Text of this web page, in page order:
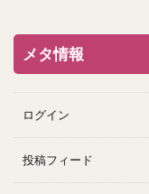
メタ情報
ログイン
投稿フィード